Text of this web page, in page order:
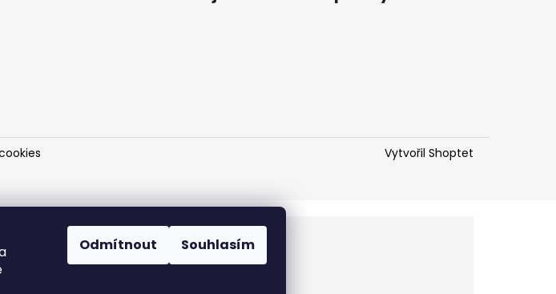
Odmítnout Souhlasím
Vytvořil Shoptet
| PH&DH s.r.o.
| DIČ: CZ22010629
Šošůvka, Česká republika